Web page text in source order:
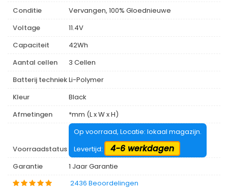
Conditie
Vervangen, 100% Gloednieuwe
Voltage
11.4V
Capaciteit
42Wh
Aantal cellen
3 Cellen
Batterij techniekLi-Polymer
Kleur
Black
Afmetingen
*mm (L x W x H)
Voorraadstatus
Op voorraad, Locatie: lokaal magazijn.
Levertijd:
4-6 werkdagen
Garantie
1 Jaar Garantie
2436 Beoordelingen